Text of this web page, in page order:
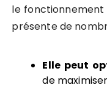
le
présente de
Elle peut
de